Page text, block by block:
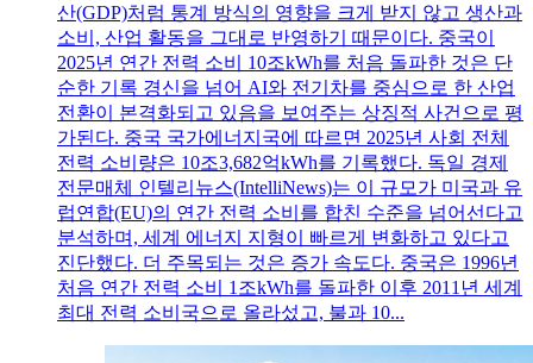
산(GDP)처럼 통계 방식의 영향을 크게 받지 않고 생산과
소비, 산업 활동을 그대로 반영하기 때문이다. 중국이
2025년 연간 전력 소비 10조kWh를 처음 돌파한 것은 단
순한 기록 경신을 넘어 AI와 전기차를 중심으로 한 산업
전환이 본격화되고 있음을 보여주는 상징적 사건으로 평
가된다. 중국 국가에너지국에 따르면 2025년 사회 전체
전력 소비량은 10조3,682억kWh를 기록했다. 독일 경제
전문매체 인텔리뉴스(IntelliNews)는 이 규모가 미국과 유
럽연합(EU)의 연간 전력 소비를 합친 수준을 넘어선다고
분석하며, 세계 에너지 지형이 빠르게 변화하고 있다고
진단했다. 더 주목되는 것은 증가 속도다. 중국은 1996년
처음 연간 전력 소비 1조kWh를 돌파한 이후 2011년 세계
최대 전력 소비국으로 올라섰고, 불과 10...